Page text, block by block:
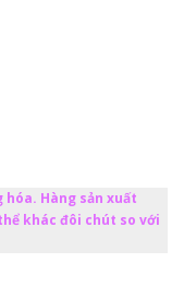
Hàng sản xuất
khác đôi chút so với